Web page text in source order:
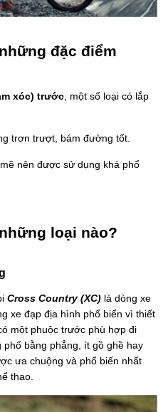
đặc điểm
xóc) trước , một số loại có lắp
trơn trượt, bám đường tốt.
nên được sử dụng khá phổ
loại nào?
Cross Country (XC) là dòng xe
xe đạp địa hình phổ biến vì thiết
một phuộc trước phù hợp đi
bằng phẳng, ít gồ ghề hay
ưa chuộng và phổ biến nhất
thao.